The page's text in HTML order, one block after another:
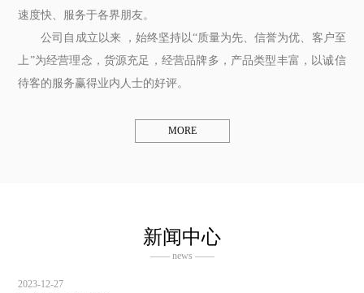
速度快、服务于各界朋友。
公司自成立以来 ，始终坚持以“质量为先、信誉为优、客户至
上”为经营理念，货源充足，经营品牌多，产品类型丰富，以诚信
待客的服务赢得业内人士的好评。
MORE
新闻中心
—— news ——
2023-12-27